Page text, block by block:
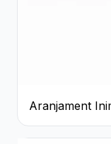
Aranjament
și Ciocolată